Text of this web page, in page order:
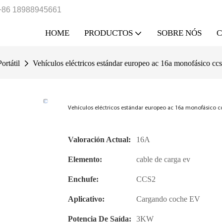
18988945661
HOME PRODUCTOS SOBRE NÓS
Vehículos eléctricos estándar europeo ac 16a monofásico
Vehículos eléctricos estándar europeo ac 16a monofásico
Valoración Actual: 16A
Elemento: cable de carga ev
Enchufe: CCS2
Aplicativo: Cargando coche EV
Potencia De Saída: 3KW